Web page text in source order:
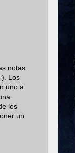
notas
). Los
uno a
los
un